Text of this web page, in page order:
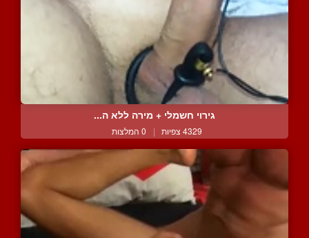
גירוי חשמלי + מירה ללא ה...
4329 צפיות | 0 המלצות